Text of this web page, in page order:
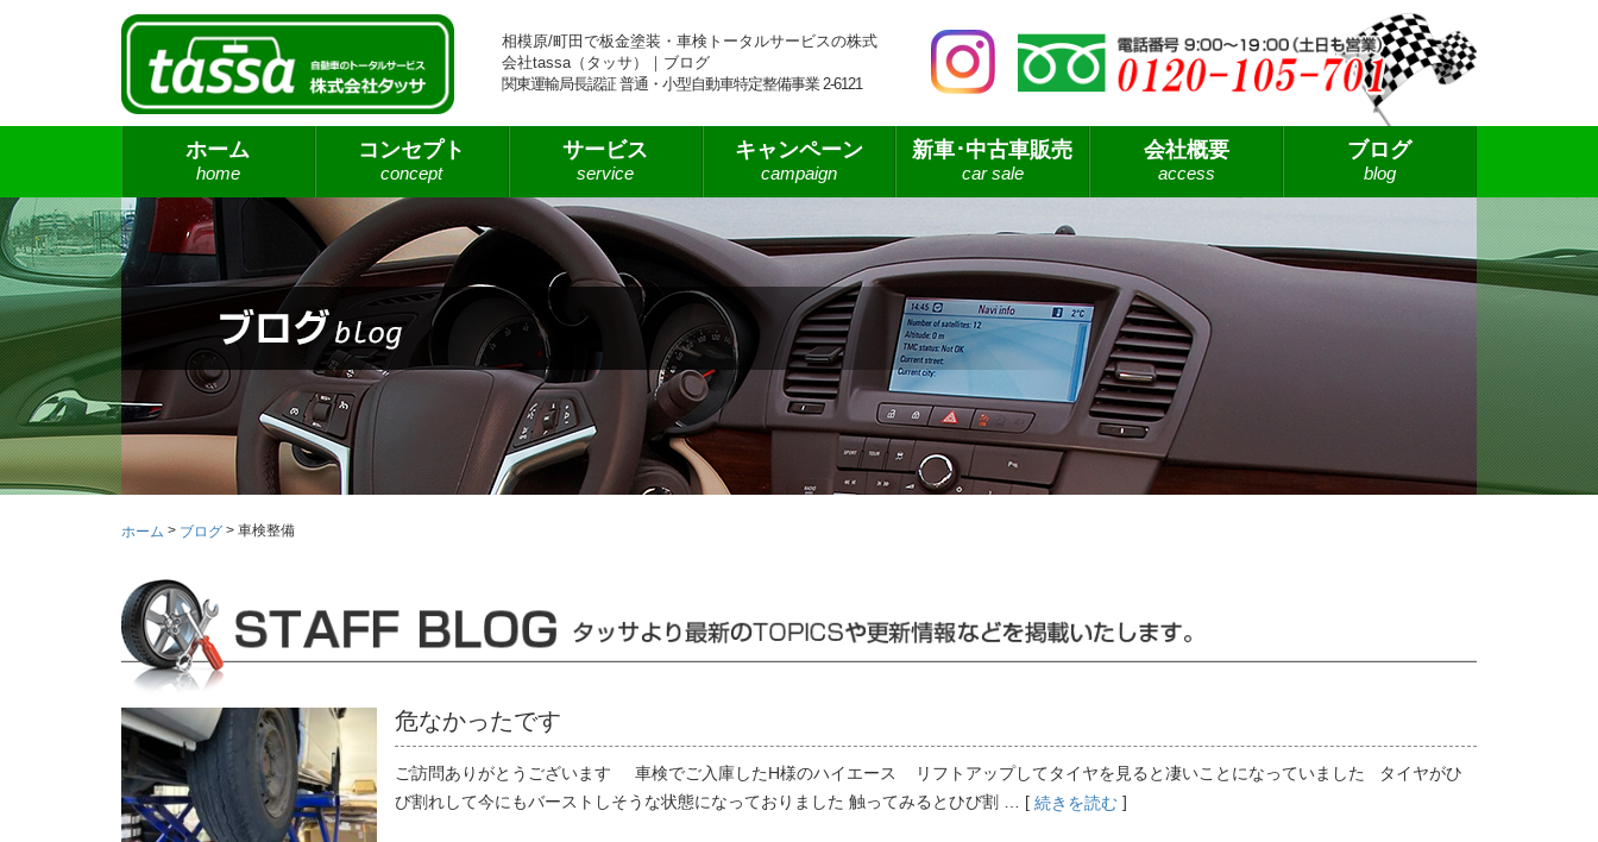
相模原/町田で板金塗装・車検トータルサービスの株式
会社tassa（タッサ）｜ブログ
関東運輸局長認証 普通・小型自動車特定整備事業 2-6121
ホーム
home
コンセプト
concept
サービス
service
キャンペーン
campaign
新車･中古車販売
car sale
会社概要
access
ブログ
blog
ホーム > ブログ > 車検整備
危なかったです
ご訪問ありがとうございます 車検でご入庫したH様のハイエース リフトアップしてタイヤを見ると凄いことになっていました タイヤがひ
び割れして今にもバーストしそうな状態になっておりました 触ってみるとひび割 … [ 続きを読む ]